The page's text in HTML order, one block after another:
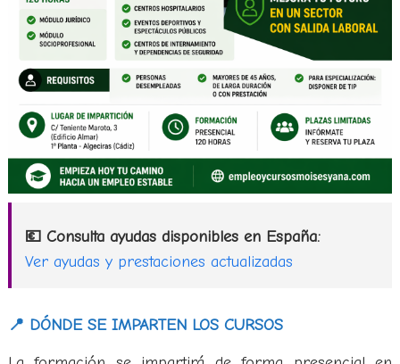
💶 Consulta ayudas disponibles en España:
Ver ayudas y prestaciones actualizadas
📍 DÓNDE SE IMPARTEN LOS CURSOS